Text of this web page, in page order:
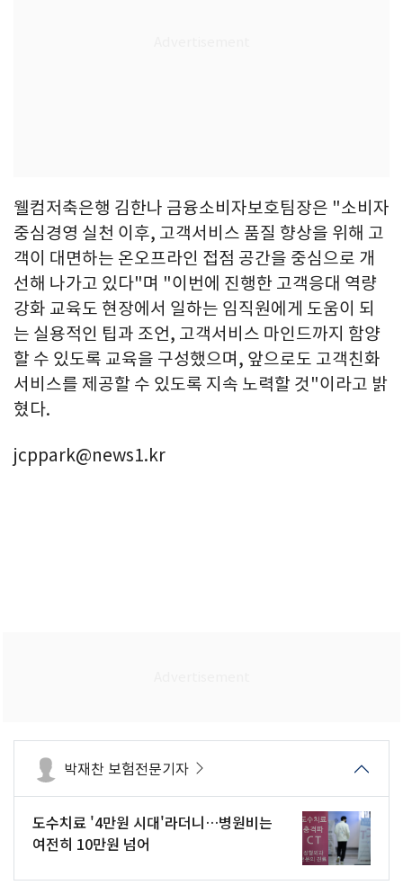
웰컴저축은행 김한나 금융소비자보호팀장은 "소비자
중심경영 실천 이후, 고객서비스 품질 향상을 위해 고
객이 대면하는 온오프라인 접점 공간을 중심으로 개
선해 나가고 있다"며 "이번에 진행한 고객응대 역량
강화 교육도 현장에서 일하는 임직원에게 도움이 되
는 실용적인 팁과 조언, 고객서비스 마인드까지 함양
할 수 있도록 교육을 구성했으며, 앞으로도 고객친화
서비스를 제공할 수 있도록 지속 노력할 것"이라고 밝
혔다.
jcppark@news1.kr
박재찬 보험전문기자
도수치료 '4만원 시대'라더니…병원비는
여전히 10만원 넘어